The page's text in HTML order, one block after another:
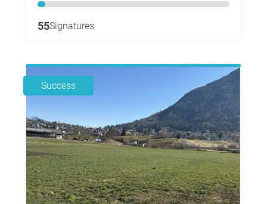
55Signatures
Success